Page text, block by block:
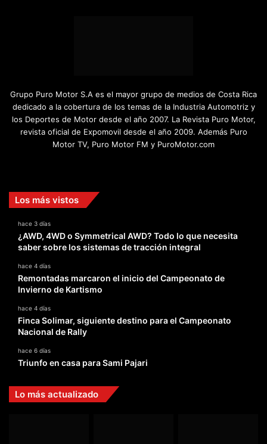
Grupo Puro Motor S.A es el mayor grupo de medios de Costa Rica
dedicado a la cobertura de los temas de la Industria Automotriz y
los Deportes de Motor desde el año 2007. La Revista Puro Motor,
revista oficial de Expomovil desde el año 2009. Además Puro
Motor TV, Puro Motor FM y PuroMotor.com
Los más vistos
hace 3 días
¿AWD, 4WD o Symmetrical AWD? Todo lo que necesita
saber sobre los sistemas de tracción integral
hace 4 días
Remontadas marcaron el inicio del Campeonato de
Invierno de Kartismo
hace 4 días
Finca Solimar, siguiente destino para el Campeonato
Nacional de Rally
hace 6 días
Triunfo en casa para Sami Pajari
Lo más actualizado